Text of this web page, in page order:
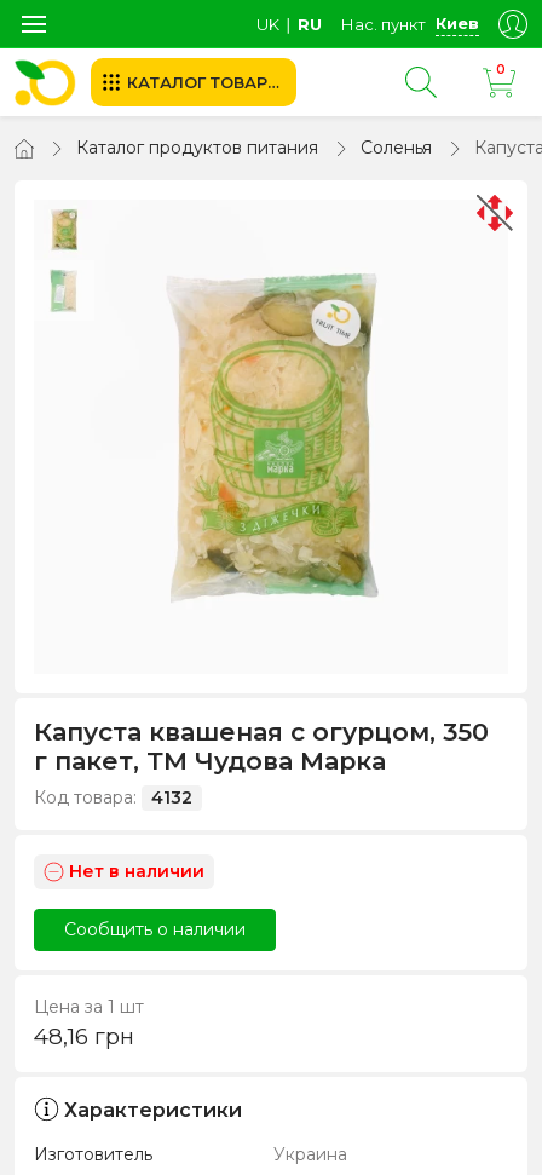
UK ∣ RU Нас. пункт Киев
КАТАЛОГ ТОВАРОВ
0
Каталог продуктов питания Соленья
Капуста квашеная с огурцом, 350
г пакет, ТМ Чудова Марка
Код товара: 4132
Нет в наличии
Сообщить о наличии
Цена за 1 шт
48,16 грн
Характеристики
Изготовитель Украина